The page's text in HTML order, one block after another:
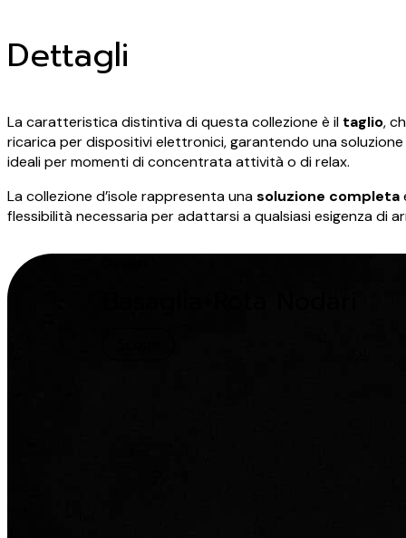
Dettagli
La caratteristica distintiva di questa collezione è il taglio,
ricarica per dispositivi elettronici, garantendo una
ideali per momenti di concentrata attività o di relax.
La collezione d’isole rappresenta unasoluzione completa
flessibilità necessaria per adattarsi a qualsiasi esigenza di